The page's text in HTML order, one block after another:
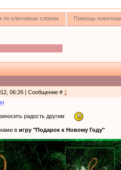
по ключевым словам Помощь новичкам
06:26 | Сообщение # 1
радость другим
в игру "Подарок к Новому Году"